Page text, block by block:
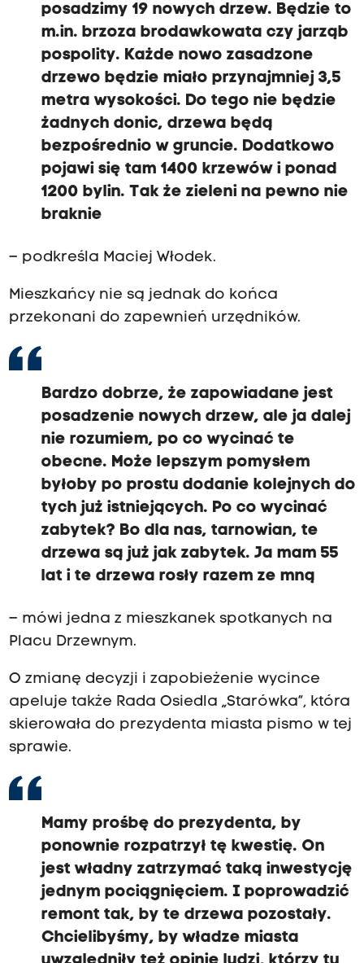
posadzimy 19 nowych drzew. Będzie to
m.in. brzoza brodawkowata czy jarząb
pospolity. Każde nowo zasadzone
drzewo będzie miało przynajmniej 3,5
metra wysokości. Do tego nie będzie
żadnych donic, drzewa będą
bezpośrednio w gruncie. Dodatkowo
pojawi się tam 1400 krzewów i ponad
1200 bylin. Tak że zieleni na pewno nie
braknie
– podkreśla Maciej Włodek.
Mieszkańcy nie są jednak do końca
przekonani do zapewnień urzędników.
Bardzo dobrze, że zapowiadane jest
posadzenie nowych drzew, ale ja dalej
nie rozumiem, po co wycinać te
obecne. Może lepszym pomysłem
byłoby po prostu dodanie kolejnych do
tych już istniejących. Po co wycinać
zabytek? Bo dla nas, tarnowian, te
drzewa są już jak zabytek. Ja mam 55
lat i te drzewa rosły razem ze mną
– mówi jedna z mieszkanek spotkanych na
Placu Drzewnym.
O zmianę decyzji i zapobieżenie wycince
apeluje także Rada Osiedla „Starówka”, która
skierowała do prezydenta miasta pismo w tej
sprawie.
Mamy prośbę do prezydenta, by
ponownie rozpatrzył tę kwestię. On
jest władny zatrzymać taką inwestycję
jednym pociągnięciem. I poprowadzić
remont tak, by te drzewa pozostały.
Chcielibyśmy, by władze miasta